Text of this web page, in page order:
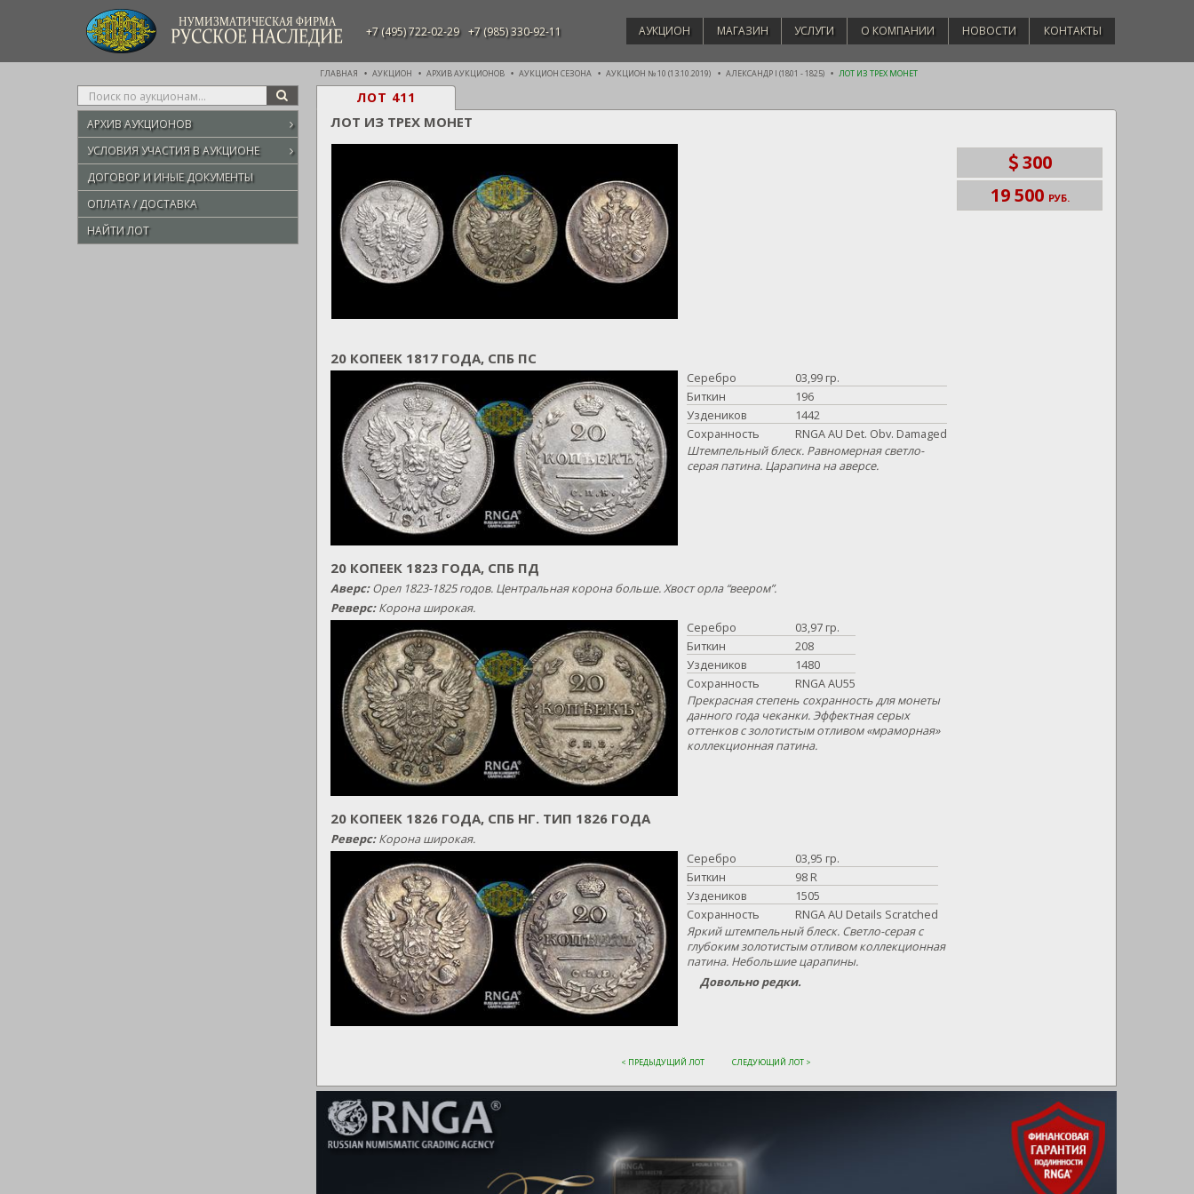
НУМИЗМАТИЧЕСКАЯ ФИРМА
РУССКОЕ НАСЛЕДИЕ +7 (495) 722-02-29 +7 (985) 330-92-11 АУКЦИОН МАГАЗИН УСЛУГИ О КОМПАНИИ НОВОСТИ КОНТАКТЫ
ГЛАВНАЯ АУКЦИОН АРХИВ АУКЦИОНОВ АУКЦИОН СЕЗОНА АУКЦИОН № 10 (13.10.2019) АЛЕКСАНДР I (1801 - 1825) ЛОТ ИЗ ТРЕХ МОНЕТ
Type
your
search
here
SEARCH
АРХИВ АУКЦИОНОВ
УСЛОВИЯ УЧАСТИЯ В АУКЦИОНЕ
ДОГОВОР И ИНЫЕ ДОКУМЕНТЫ
ОПЛАТА / ДОСТАВКА
НАЙТИ ЛОТ
ЛОТ 411
ЛОТ ИЗ ТРЕХ МОНЕТ
300
19 500 РУБ.
20 КОПЕЕК 1817 ГОДА, СПБ ПС
Серебро
03,99 гр.
Биткин
196
Уздеников
1442
Сохранность
RNGA AU Det. Obv. Damaged
Штемпельный блеск. Равномерная светло-
серая патина. Царапина на аверсе.
20 КОПЕЕК 1823 ГОДА, СПБ ПД
Аверс:Орел 1823-1825 годов. Центральная корона больше. Хвост орла “веером”.
Реверс:Корона широкая.
Серебро
03,97 гр.
Биткин
208
Уздеников
1480
Сохранность
RNGA AU55
Прекрасная степень сохранность для монеты
данного года чеканки. Эффектная серых
оттенков с золотистым отливом «мраморная»
коллекционная патина.
20 КОПЕЕК 1826 ГОДА, СПБ НГ. ТИП 1826 ГОДА
Реверс:Корона широкая.
Серебро
03,95 гр.
Биткин
98 R
Уздеников
1505
Сохранность
RNGA AU Details Scratched
Яркий штемпельный блеск. Светло-серая с
глубоким золотистым отливом коллекционная
патина. Небольшие царапины.
Довольно редки.
< ПРЕДЫДУЩИЙ ЛОТ СЛЕДУЮЩИЙ ЛОТ >